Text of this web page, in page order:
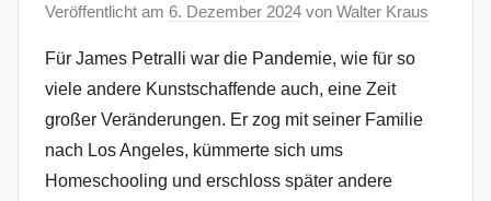
Veröffentlicht am 6. Dezember 2024 von Walter Kraus
Für James Petralli war die Pandemie, wie für so
viele andere Kunstschaffende auch, eine Zeit
großer Veränderungen. Er zog mit seiner Familie
nach Los Angeles, kümmerte sich ums
Homeschooling und erschloss später andere